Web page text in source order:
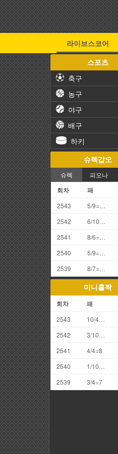
라이브스코어
스포츠
축구
농구
야구
배구
하키
슈렉갑오
슈렉 피오나
회차 패
2543 5/9=4끗
2542
6/10=6끗
2541
8/6=4끗
2540
5/9=4끗
2539
8/7=5끗
미니홀짝
회차 패
2543 10/4=14
2542
3/10=13
2541
4/4=8
2540
1/10=11
2539
3/4=7